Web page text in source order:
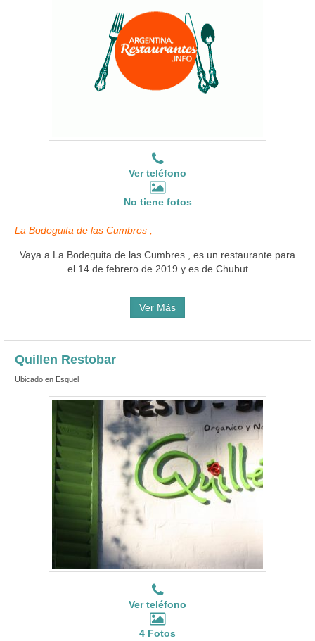
Ver teléfono
No tiene fotos
La Bodeguita de las Cumbres ,
Vaya a La Bodeguita de las Cumbres , es un restaurante para
el 14 de febrero de 2019 y es de Chubut
Ver Más
Quillen Restobar
Ubicado en Esquel
Ver teléfono
4 Fotos